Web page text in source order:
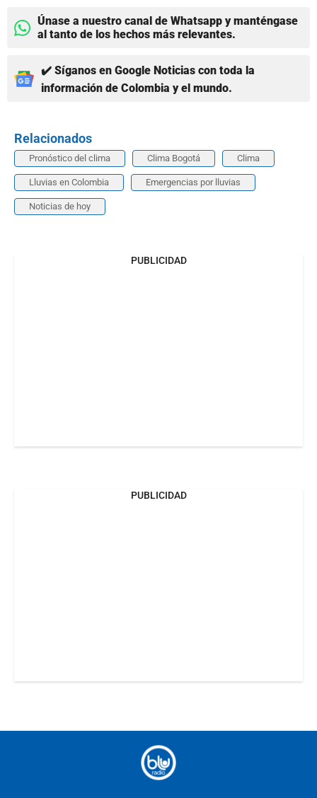
Únase a nuestro canal de Whatsapp y manténgase
al tanto de los hechos más relevantes.
✔️ Síganos en Google Noticias con toda la
información de Colombia y el mundo.
Relacionados
Pronóstico del clima Clima Bogotá Clima
Lluvias en Colombia Emergencias por lluvias
Noticias de hoy
PUBLICIDAD
PUBLICIDAD